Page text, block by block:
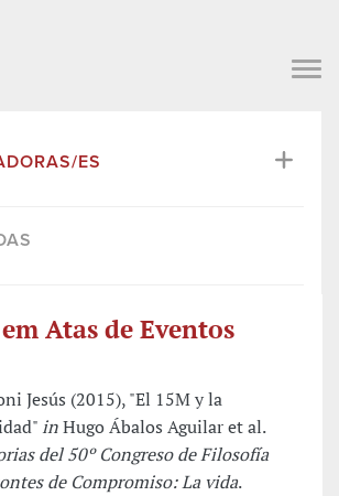
ES
Atas de Eventos
Jesús (2015), "El 15M y la
inHugo Ábalos Aguilar et al.
del 50º Congreso de Filosofía
de Compromiso: La vida.